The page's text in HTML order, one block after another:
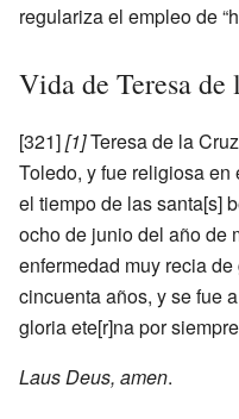
regulariza el empleo de
Vida de Teresa de
[321][1]Teresa de la
Toledo, y fue religiosa
el tiempo de las santa[s]
ocho de junio del año de
enfermedad muy recia
cincuenta años, y se fue
gloria ete[r]na por
Laus Deus, amen.